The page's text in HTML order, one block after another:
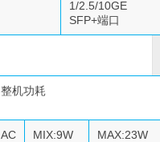
1/2.5/10GE
SFP+端口
整机功耗
AC MIX:9W MAX:23W